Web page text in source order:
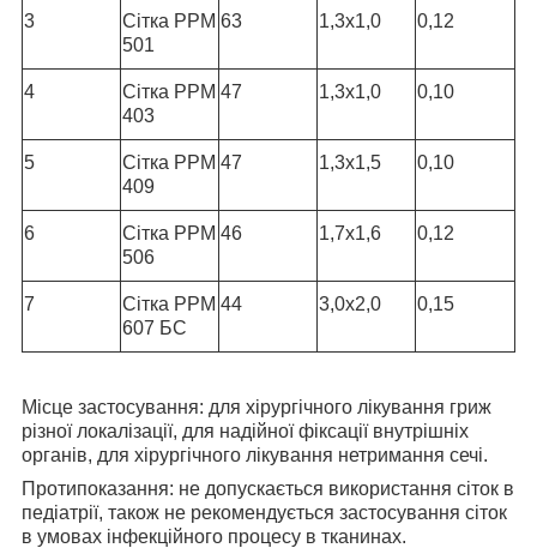
3
Сітка РРМ
501
63 1,3х1,0 0,12
4
Сітка РРМ
403
47 1,3х1,0 0,10
5
Сітка РРМ
409
47 1,3х1,5 0,10
6
Сітка РРМ
506
46 1,7х1,6 0,12
7
Сітка РРМ
607 БС
44 3,0х2,0 0,15
Місце застосування: для хірургічного лікування гриж
різної локалізації, для надійної фіксації внутрішніх
органів, для хірургічного лікування нетримання сечі.
Протипоказання: не допускається використання сіток в
педіатрії, також не рекомендується застосування сіток
в умовах інфекційного процесу в тканинах.